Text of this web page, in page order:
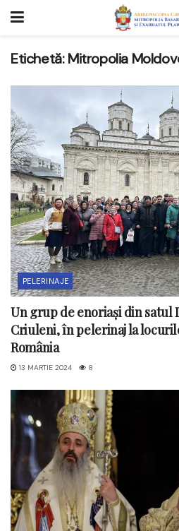
Etichetă:Mitropolia
PELERINAJE
Un grup de enoriași din satul
Criuleni, în pelerinaj la
România
13 MARTIE 2024 8